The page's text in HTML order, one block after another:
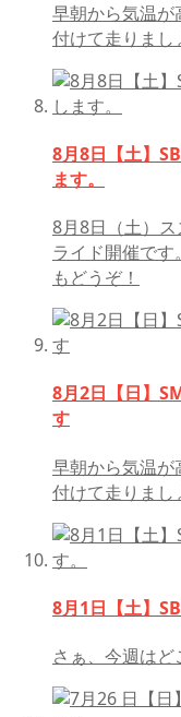
早朝から気温が
付けて走りまし
8月8日【土】
ます。
8月8日（土）
ライド開催で
もどうぞ！
8月2日【日】
す
早朝から気温が
付けて走りまし
8月1日【土】
さぁ、今週はど